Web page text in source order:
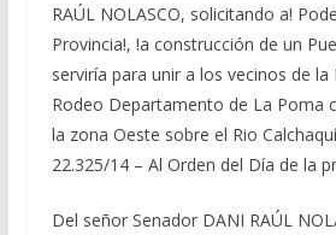
RAÚL NOLASCO, solicitando a!
Provincia!, !a construcción de un
serviría para unir a los vecinos de la
Rodeo Departamento de La Poma
la zona Oeste sobre el Rio
22.325/14 – Al Orden del Día de la
Del señor Senador DANI RAÚL